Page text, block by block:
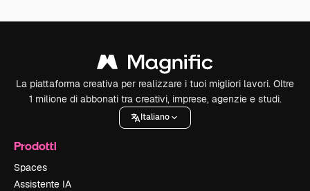
La piattaforma creativa per realizzare i tuoi migliori lavori. Oltre
1 milione di abbonati tra creativi, imprese, agenzie e studi.
Italiano
Prodotti
Spaces
Assistente IA